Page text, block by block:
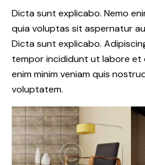
Dicta sunt explicabo. Nemo
quia voluptas sit aspernatur
Dicta sunt explicabo.
tempor incididunt ut labore et
enim minim veniam quis
voluptatem.